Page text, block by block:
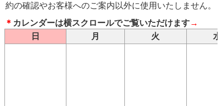
約の確認やお客様へのご案内以外に使用いたしません。
＊ カレンダーは横スクロールでご覧いただけます→
日
月 火 水